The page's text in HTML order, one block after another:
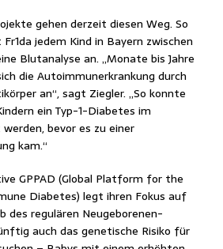
gehen derzeit diesen Weg. So
jedem Kind in Bayern zwischen
Blutanalyse an. „Monate bis Jahre
die Autoimmunerkrankung durch
an“, sagt Ziegler. „So konnte
ein Typ-1-Diabetes im
bevor es zu einer
kam.“
GPPAD (Global Platform for the
Diabetes) legt ihren Fokus auf
des regulären Neugeborenen-
auch das genetische Risiko für